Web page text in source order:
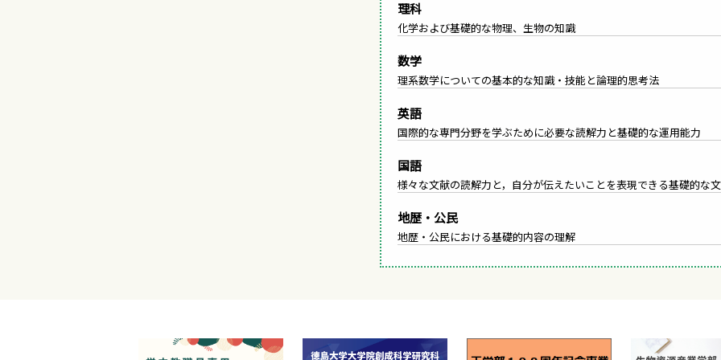
理科
化学および基礎的な物理、生物の知識
数学
理系数学についての基本的な知識・技能と論理的思考法
英語
国際的な専門分野を学ぶために必要な読解力と基礎的な運用能力
国語
様々な文献の読解力と，自分が伝えたいことを表現できる基礎的な
地歴・公民
地歴・公民における基礎的内容の理解